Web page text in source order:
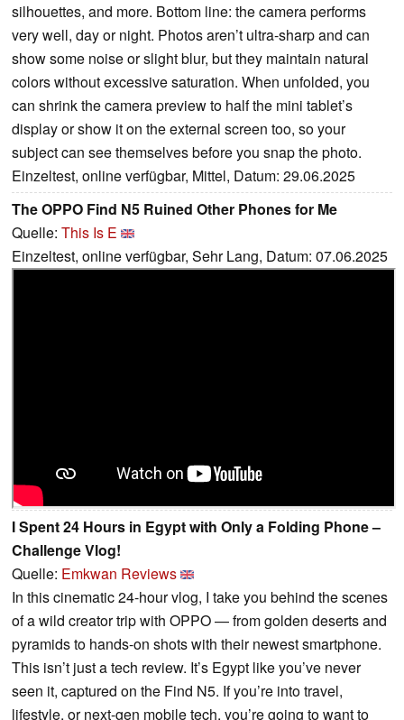
silhouettes, and more. Bottom line: the camera performs
very well, day or night. Photos aren’t ultra-sharp and can
show some noise or slight blur, but they maintain natural
colors without excessive saturation. When unfolded, you
can shrink the camera preview to half the mini tablet’s
display or show it on the external screen too, so your
subject can see themselves before you snap the photo.
Einzeltest, online verfügbar, Mittel, Datum: 29.06.2025
The OPPO Find N5 Ruined Other Phones for Me
Quelle: This Is E
Einzeltest, online verfügbar, Sehr Lang, Datum: 07.06.2025
I Spent 24 Hours in Egypt with Only a Folding Phone –
Challenge Vlog!
Quelle: Emkwan Reviews
In this cinematic 24-hour vlog, I take you behind the scenes
of a wild creator trip with OPPO — from golden deserts and
pyramids to hands-on shots with their newest smartphone.
This isn’t just a tech review. It’s Egypt like you’ve never
seen it, captured on the Find N5. If you’re into travel,
lifestyle, or next-gen mobile tech, you’re going to want to